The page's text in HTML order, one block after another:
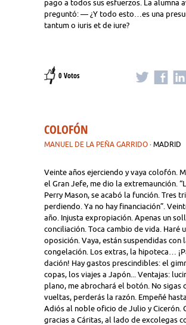
pago a todos sus esfuerzos. La alumna
preguntó: — ¿Y todo esto…es una
tantum o iuris et de iure?
0 Votos
COLOFÓN
MANUEL DE LA PEÑA GARRIDO · MADRID
Veinte años ejerciendo y vaya colofón.
el Gran Jefe, me dio la extremaunción.
Perry Mason, se acabó la función. Tres
perdiendo. Ya no hay financiación”.
año. Injusta expropiación. Apenas un
conciliación. Toca cambio de vida. Haré
oposición. Vaya, están suspendidas con
congelación. Los extras, la hipoteca…
dación! Hay gastos prescindibles: el
copas, los viajes a Japón... Ventajas:
plano, me abrochará el botón. No sigas
vueltas, perderás la razón. Empeñé
Adiós al noble oficio de Julio y Cicerón.
gracias a Cáritas, al lado de excolegas